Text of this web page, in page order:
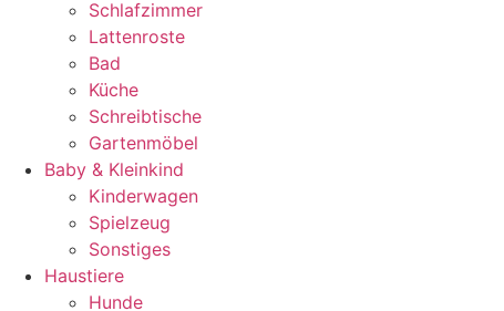
Schlafzimmer
Lattenroste
Bad
Küche
Schreibtische
Gartenmöbel
Baby & Kleinkind
Kinderwagen
Spielzeug
Sonstiges
Haustiere
Hunde